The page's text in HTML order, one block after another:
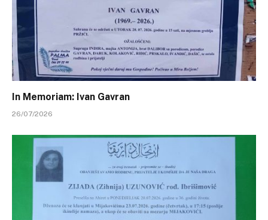
In Memoriam: Ivan Gavran
26/07/2026